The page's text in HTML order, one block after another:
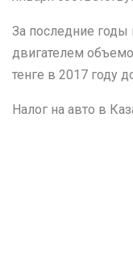
За последние годы
двигателем
тенге в 2017 году
Налог на авто в